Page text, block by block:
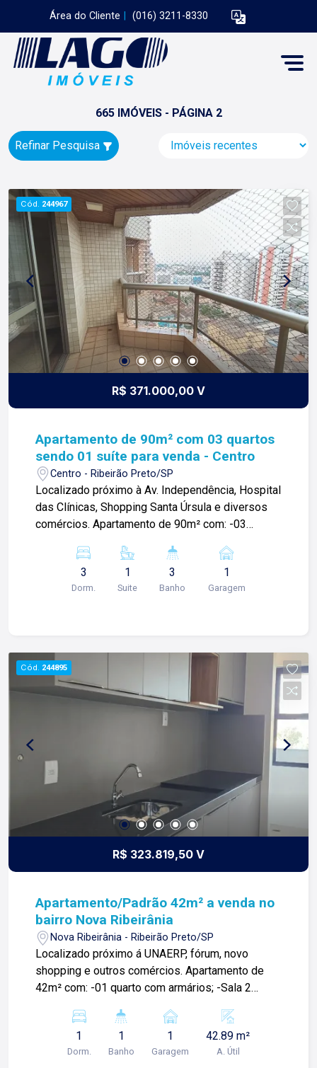
Área do Cliente (016) 3211-8330
665 IMÓVEIS - PÁGINA 2
Refinar Pesquisa
Cód. 244967
R$ 371.000,00 V
Apartamento de 90m² com 03 quartos
sendo 01 suíte para venda - Centro
Centro - Ribeirão Preto/SP
Localizado próximo à Av. Independência, Hospital
das Clínicas, Shopping Santa Úrsula e diversos
comércios. Apartamento de 90m² com: -03
ambientes com sacada; -Cozinha planejada; -Área
de serviço; -01 banheiro social; -01 lavabo; -01
vaga de garagem; Para mais informações e
de tudo que fazemos. Todos os dias
construímos laços fortes e indeléveis com
nossos proprietários e clientes. Somos uma
imobiliária que equilibra a tradicionalidade com o
arrojo e a força comercial da atualidade. A Lago é
3
Dorm.
1
Suite
3
Banho
1
Garagem
Cód. 244895
R$ 323.819,50 V
Apartamento/Padrão 42m² a venda no
bairro Nova Ribeirânia
Nova Ribeirânia - Ribeirão Preto/SP
Localizado próximo á UNAERP, fórum, novo
shopping e outros comércios. Apartamento de
42m² com: -01 quarto com armários; -Sala 2
Cozinha; -Área de serviço; -Armário planejado
com móveis de alta qualidade; -01 vaga de
garagem; Para mais informações e agendamento
1
Dorm.
1
Banho
1
Garagem
42.89 m²
A. Útil